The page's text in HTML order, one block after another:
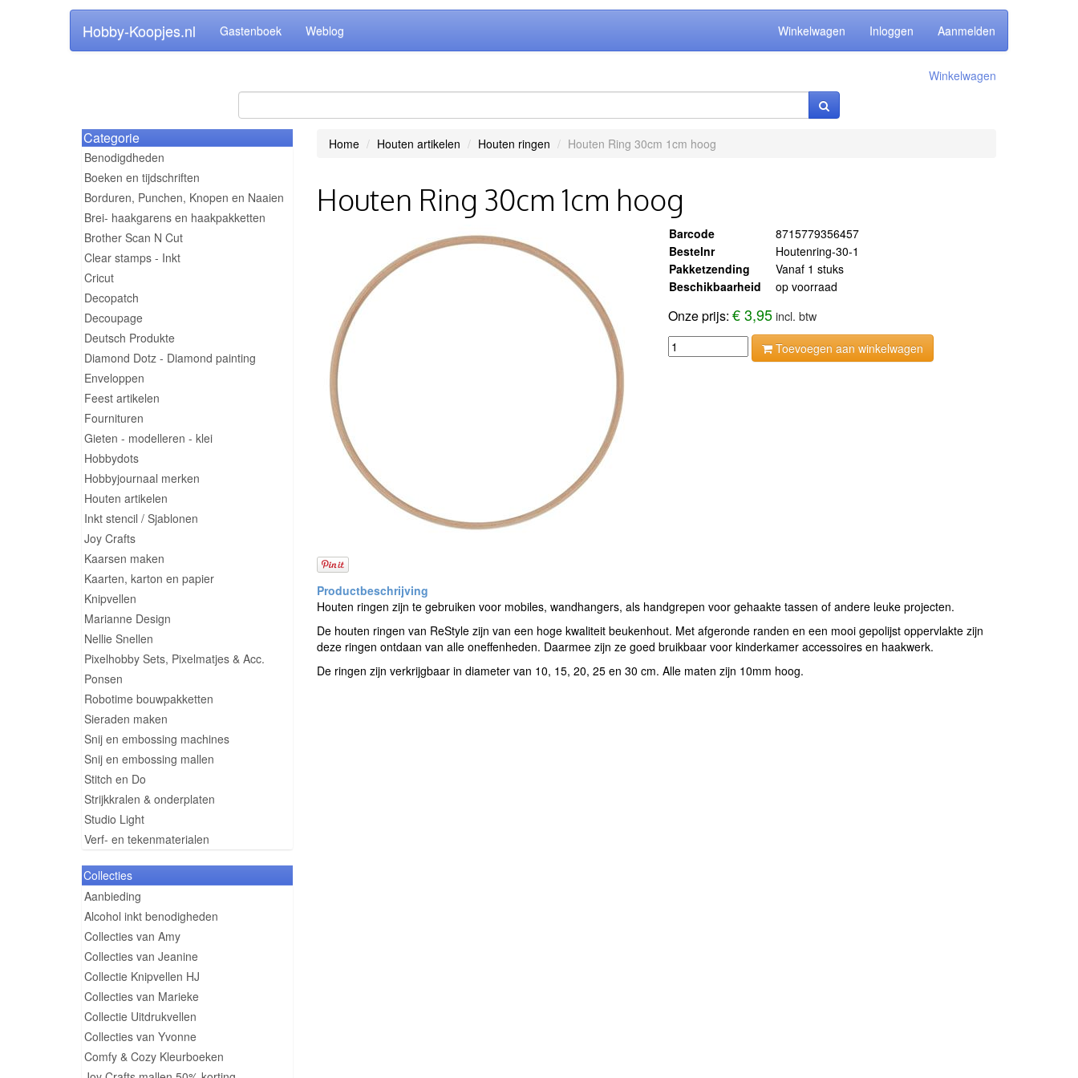
Hobby-Koopjes.nl Gastenboek Weblog Winkelwagen Inloggen Aanmelden
Winkelwagen
Categorie
Benodigdheden
Boeken en tijdschriften
Borduren, Punchen, Knopen en Naaien
Brei- haakgarens en haakpakketten
Brother Scan N Cut
Clear stamps - Inkt
Cricut
Decopatch
Decoupage
Deutsch Produkte
Diamond Dotz - Diamond painting
Enveloppen
Feest artikelen
Fournituren
Gieten - modelleren - klei
Hobbydots
Hobbyjournaal merken
Houten artikelen
Inkt stencil / Sjablonen
Joy Crafts
Kaarsen maken
Kaarten, karton en papier
Knipvellen
Marianne Design
Nellie Snellen
Pixelhobby Sets, Pixelmatjes & Acc.
Ponsen
Robotime bouwpakketten
Sieraden maken
Snij en embossing machines
Snij en embossing mallen
Stitch en Do
Strijkkralen & onderplaten
Studio Light
Verf- en tekenmaterialen
Collecties
Aanbieding
Alcohol inkt benodigheden
Collecties van Amy
Collecties van Jeanine
Collectie Knipvellen HJ
Collecties van Marieke
Collectie Uitdrukvellen
Collecties van Yvonne
Comfy & Cozy Kleurboeken
Home Houten artikelen Houten ringen Houten Ring 30cm 1cm hoog
Houten Ring 30cm 1cm hoog
Barcode
8715779356457
Bestelnr
Houtenring-30-1
Pakketzending
Vanaf 1 stuks
Beschikbaarheid
op voorraad
Onze prijs:€ 3,95 incl. btw
Toevoegen aan winkelwagen
Houten ringen zijn te gebruiken voor mobiles, wandhangers, als handgrepen voor gehaakte tassen of andere leuke projecten.
De houten ringen van ReStyle zijn van een hoge kwaliteit beukenhout. Met afgeronde randen en een mooi gepolijst oppervlakte zijn
deze ringen ontdaan van alle oneffenheden. Daarmee zijn ze goed bruikbaar voor kinderkamer accessoires en haakwerk.
De ringen zijn verkrijgbaar in diameter van 10, 15, 20, 25 en 30 cm. Alle maten zijn 10mm hoog.